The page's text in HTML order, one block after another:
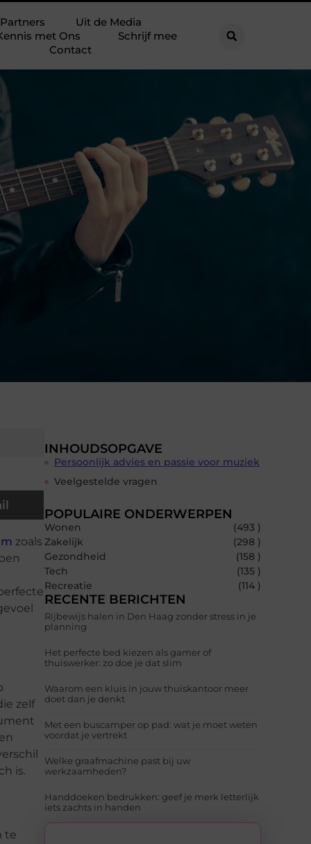
Partners
Uit de Media
met Ons
Schrijf mee
Contact
zoals
zelf
is.
te
INHOUDSOPGAVE
Persoonlijk advies en passie voor muziek
Veelgestelde vragen
POPULAIRE ONDERWERPEN
Wonen
(493 )
Zakelijk
(298 )
Gezondheid
(158 )
Tech
(135 )
Recreatie
(114 )
RECENTE BERICHTEN
Rijbewijs halen in Den Haag zonder stress in je
planning
Het perfecte bed kiezen als gamer of
thuiswerker: zo doe je dat slim
Waarom een kluis in jouw thuiskantoor meer
doet dan je denkt
Met een buscamper op pad: wat je moet weten
voordat je vertrekt
Welke graafmachine past bij uw
werkzaamheden?
Handdoeken bedrukken: geef je merk letterlijk
iets zachts in handen